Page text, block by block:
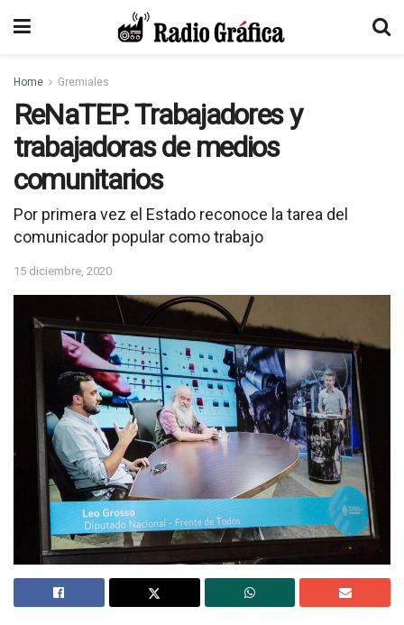
Home Gremiales
ReNaTEP. Trabajadores y
trabajadoras de medios
comunitarios
Por primera vez el Estado reconoce la tarea del
comunicador popular como trabajo
15 diciembre, 2020